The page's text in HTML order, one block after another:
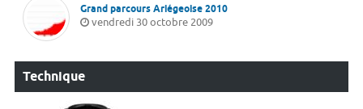
Grand parcours Ariégeoise 2010
vendredi 30 octobre 2009
Technique